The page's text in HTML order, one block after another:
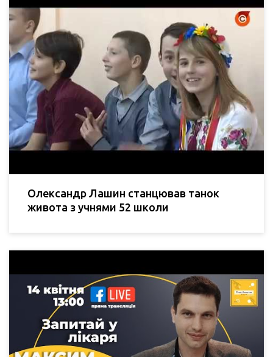
Олександр Лашин станцював танок
живота з учнями 52 школи